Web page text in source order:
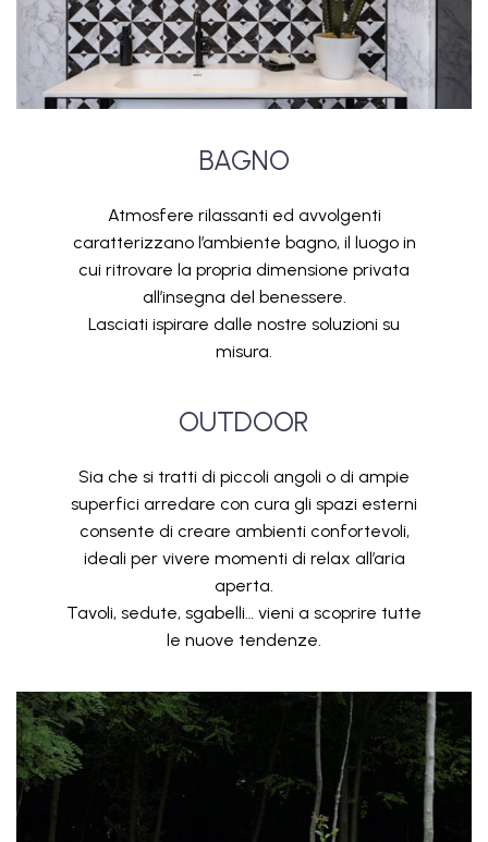
BAGNO
Atmosfere rilassanti ed avvolgenti
caratterizzano l’ambiente bagno, il luogo in
cui ritrovare la propria dimensione privata
all’insegna del benessere.
Lasciati ispirare dalle nostre soluzioni su
misura.
OUTDOOR
Sia che si tratti di piccoli angoli o di ampie
superfici arredare con cura gli spazi esterni
consente di creare ambienti confortevoli,
ideali per vivere momenti di relax all’aria
aperta.
Tavoli, sedute, sgabelli… vieni a scoprire tutte
le nuove tendenze.